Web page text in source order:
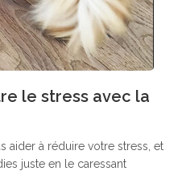
le stress avec la
aider à réduire votre stress, et
juste en le caressant